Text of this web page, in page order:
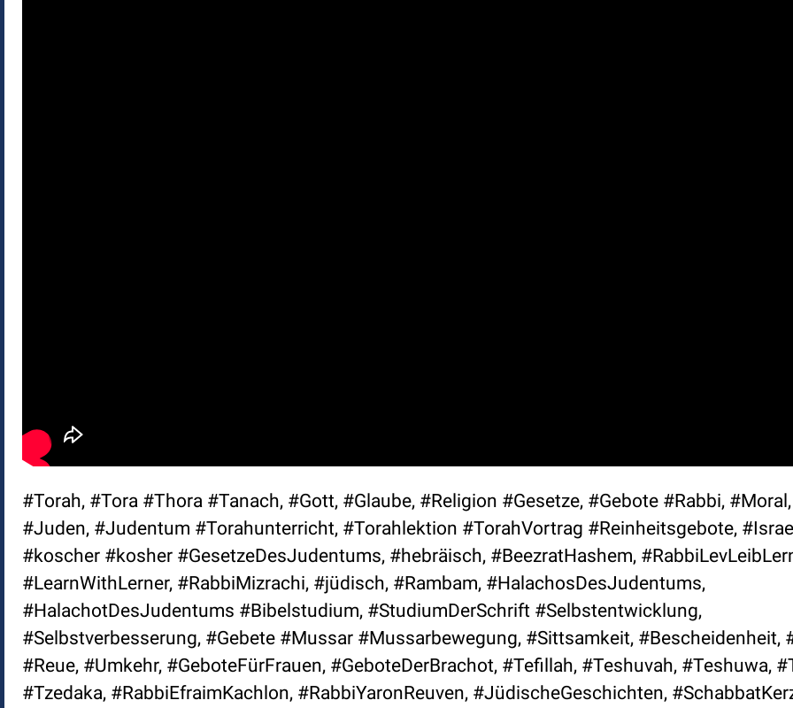
#Torah, #Tora #Thora #Tanach, #Gott, #Glaube, #Religion #Gesetze, #Gebote #Rabbi,
#Juden, #Judentum #Torahunterricht, #Torahlektion #TorahVortrag #Reinheitsgebote,
#koscher #kosher #GesetzeDesJudentums, #hebräisch, #BeezratHashem,
#LearnWithLerner, #RabbiMizrachi, #jüdisch, #Rambam, #HalachosDesJudentums,
#HalachotDesJudentums #Bibelstudium, #StudiumDerSchrift #Selbstentwicklung,
#Selbstverbesserung, #Gebete #Mussar #Mussarbewegung, #Sittsamkeit, #Bescheidenheit,
#Reue, #Umkehr, #GeboteFürFrauen, #GeboteDerBrachot, #Tefillah, #Teshuvah, #Teshuwa,
#Tzedaka, #RabbiEfraimKachlon, #RabbiYaronReuven, #JüdischeGeschichten,